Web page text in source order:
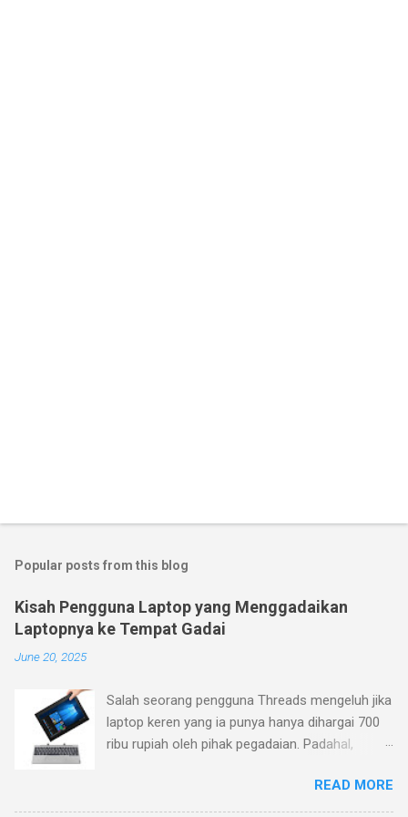
Popular posts from this blog
Kisah Pengguna Laptop yang Menggadaikan
Laptopnya ke Tempat Gadai
June 20, 2025
Salah seorang pengguna Threads mengeluh jika
laptop keren yang ia punya hanya dihargai 700
ribu rupiah oleh pihak pegadaian. Padahal,
jadul (pembelian Januari 2023), sementara ia
mengajukan barang ke pegadaian pada Januari
READ MORE